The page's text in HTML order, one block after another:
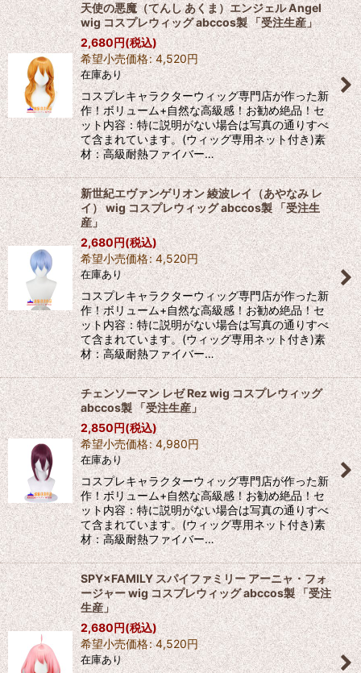
天使の悪魔（てんし あくま）エンジェル Angel
wig コスプレウィッグ abccos製 「受注生産」
2,680円(税込)
希望小売価格: 4,520円
在庫あり
コスプレキャラクターウィッグ専門店が作った新
作！ボリューム+自然な高級感！お勧め絶品！セ
ット内容：特に説明がない場合は写真の通りすべ
て含まれています。(ウィッグ専用ネット付き)素
材：高級耐熱ファイバー…
新世紀エヴァンゲリオン 綾波レイ（あやなみ レ
イ） wig コスプレウィッグ abccos製 「受注生
産」
2,680円(税込)
希望小売価格: 4,520円
在庫あり
コスプレキャラクターウィッグ専門店が作った新
作！ボリューム+自然な高級感！お勧め絶品！セ
ット内容：特に説明がない場合は写真の通りすべ
て含まれています。(ウィッグ専用ネット付き)素
材：高級耐熱ファイバー…
チェンソーマン レゼ Rez wig コスプレウィッグ
abccos製 「受注生産」
2,850円(税込)
希望小売価格: 4,980円
在庫あり
コスプレキャラクターウィッグ専門店が作った新
作！ボリューム+自然な高級感！お勧め絶品！セ
ット内容：特に説明がない場合は写真の通りすべ
て含まれています。(ウィッグ専用ネット付き)素
材：高級耐熱ファイバー…
SPY×FAMILY スパイファミリー アーニャ・フォ
ージャー wig コスプレウィッグ abccos製 「受注
生産」
2,680円(税込)
希望小売価格: 4,520円
在庫あり